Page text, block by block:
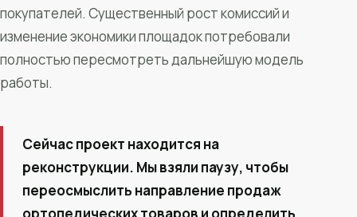
покупателей. Существенный рост комиссий и
изменение экономики площадок потребовали
полностью пересмотреть дальнейшую модель
работы.
Сейчас проект находится на
реконструкции. Мы взяли паузу, чтобы
переосмыслить направление продаж